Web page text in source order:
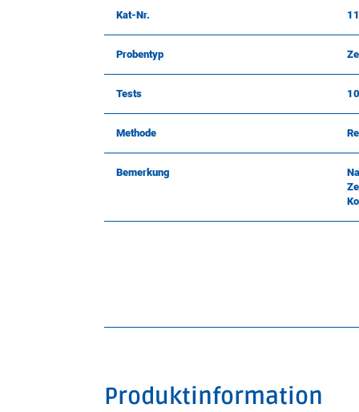
Kat-Nr.
Probentyp
Tests 10
Methode
Bemerkung
Produktinformation